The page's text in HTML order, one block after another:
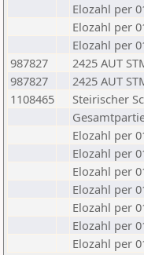
Elozahl per
Elozahl per
Elozahl per
987827
2425 AUT
987827
2425 AUT
1108465
Steirischer
Elozahl per
Elozahl per
Elozahl per
Elozahl per
Elozahl per
Elozahl per
Elozahl per